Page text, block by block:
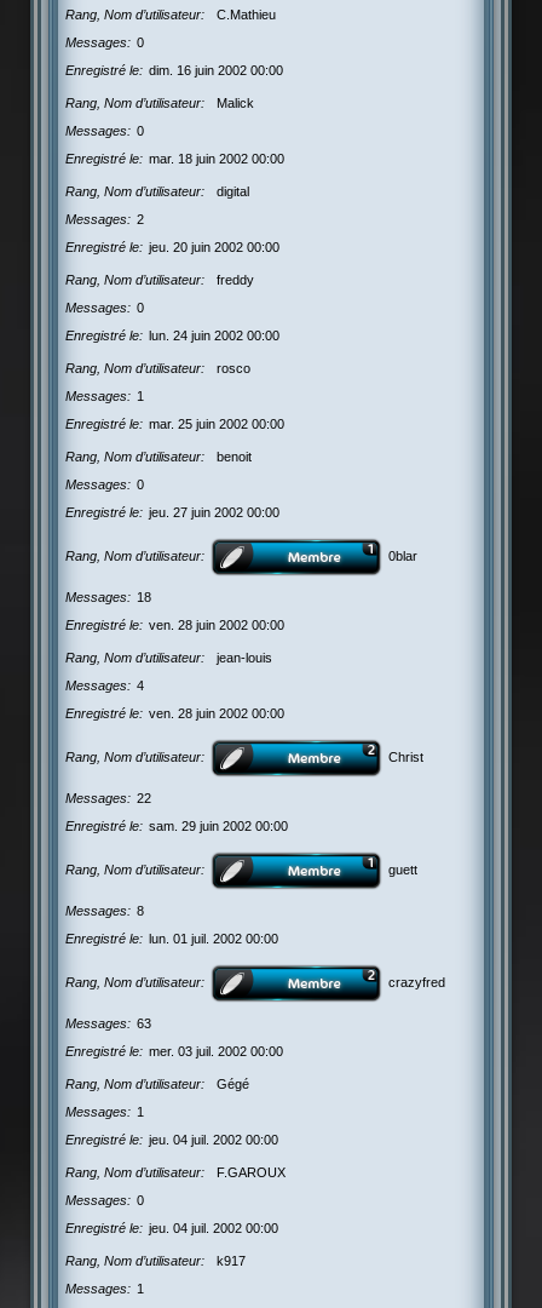
Rang, Nom d’utilisateur
C.Mathieu
Messages
0
Enregistré le
dim. 16 juin 2002 00:00
Rang, Nom d’utilisateur
Malick
Messages
0
Enregistré le
mar. 18 juin 2002 00:00
Rang, Nom d’utilisateur
digital
Messages
2
Enregistré le
jeu. 20 juin 2002 00:00
Rang, Nom d’utilisateur
freddy
Messages
0
Enregistré le
lun. 24 juin 2002 00:00
Rang, Nom d’utilisateur
rosco
Messages
1
Enregistré le
mar. 25 juin 2002 00:00
Rang, Nom d’utilisateur
benoit
Messages
0
Enregistré le
jeu. 27 juin 2002 00:00
Rang, Nom d’utilisateur 0blar
Messages
18
Enregistré le
ven. 28 juin 2002 00:00
Rang, Nom d’utilisateur
jean-louis
Messages
4
Enregistré le
ven. 28 juin 2002 00:00
Rang, Nom d’utilisateur Christ
Messages
22
Enregistré le
sam. 29 juin 2002 00:00
Rang, Nom d’utilisateur guett
Messages
8
Enregistré le
lun. 01 juil. 2002 00:00
Rang, Nom d’utilisateur crazyfred
Messages
63
Enregistré le
mer. 03 juil. 2002 00:00
Rang, Nom d’utilisateur
Gégé
Messages
1
Enregistré le
jeu. 04 juil. 2002 00:00
Rang, Nom d’utilisateur
F.GAROUX
Messages
0
Enregistré le
jeu. 04 juil. 2002 00:00
Rang, Nom d’utilisateur
k917
Messages
1